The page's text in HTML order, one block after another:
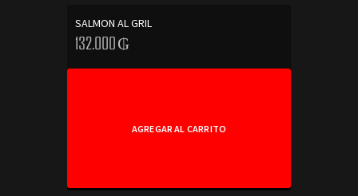
SALMON AL GRIL
132.000₲
AGREGAR AL CARRITO